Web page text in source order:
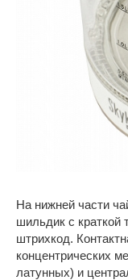
На нижней части
шильдик с краткой
штрихкод.
концентрических
латунных) и